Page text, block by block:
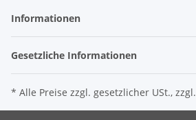
Informationen
Gesetzliche Informationen
* Alle Preise zzgl. gesetzlicher USt., zzgl.